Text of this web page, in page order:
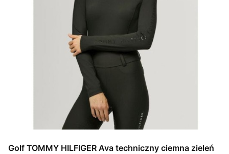
Golf TOMMY HILFIGER Ava techniczny ciemna zieleń